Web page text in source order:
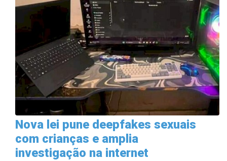
Nova lei pune deepfakes sexuais
com crianças e amplia
investigação na internet